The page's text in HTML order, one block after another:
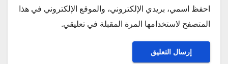
احفظ اسمي، بريدي الإلكتروني، والموقع الإلكتروني في هذا
المتصفح لاستخدامها المرة المقبلة في تعليقي.